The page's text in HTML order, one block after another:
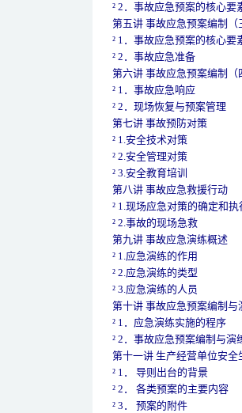
² 2．事故应急预案的核心要
第五讲 事故应急预案编制（
² 1．事故应急预案的核心要
² 2．事故应急准备
第六讲 事故应急预案编制（
² 1．事故应急响应
² 2．现场恢复与预案管理
第七讲 事故预防对策
² 1.安全技术对策
² 2.安全管理对策
² 3.安全教育培训
第八讲 事故应急救援行动
² 1.现场应急对策的确定和执
² 2.事故的现场急救
第九讲 事故应急演练概述
² 1.应急演练的作用
² 2.应急演练的类型
² 3.应急演练的人员
第十讲 事故应急预案编制与
² 1．应急演练实施的程序
² 2．事故应急预案编制与演
第十一讲 生产经营单位安全
² 1． 导则出台的背景
² 2． 各类预案的主要内容
² 3． 预案的附件